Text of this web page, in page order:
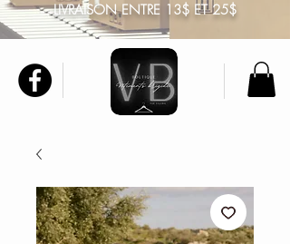
LIVRAISON ENTRE 13$ ET 25$